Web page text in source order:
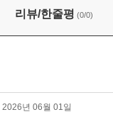
실기 기출문제집
리뷰/한줄평 (0/0)
2026년 06월 01일